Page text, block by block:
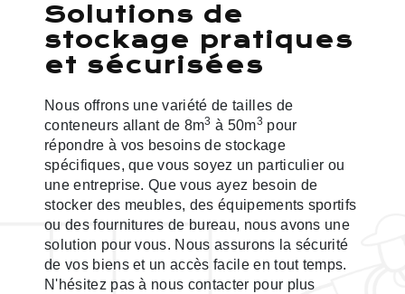
Solutions de
stockage pratiques
et sécurisées
Nous offrons une variété de tailles de
conteneurs allant de 8m3 à 50m3 pour
répondre à vos besoins de stockage
spécifiques, que vous soyez un particulier ou
une entreprise. Que vous ayez besoin de
stocker des meubles, des équipements sportifs
ou des fournitures de bureau, nous avons une
solution pour vous. Nous assurons la sécurité
de vos biens et un accès facile en tout temps.
N'hésitez pas à nous contacter pour plus